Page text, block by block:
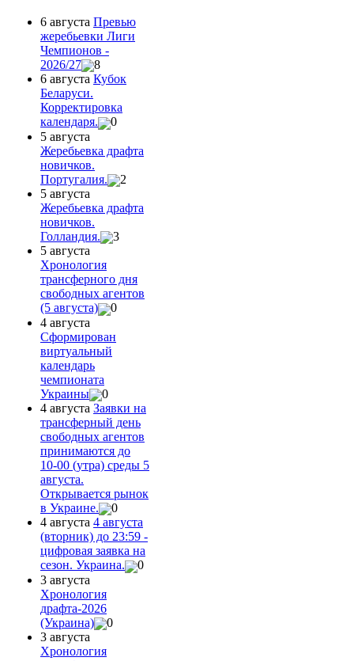
6 августа Превью
жеребьевки Лиги
Чемпионов -
2026/27
8
6 августа Кубок
Беларуси.
Корректировка
календаря.
0
5 августа
Жеребьевка драфта
новичков.
Португалия.
2
5 августа
Жеребьевка драфта
новичков.
Голландия.
3
5 августа
Хронология
трансферного дня
свободных агентов
(5 августа)
0
4 августа
Сформирован
виртуальный
календарь
чемпионата
Украины
0
4 августа Заявки на
трансферный день
свободных агентов
принимаются до
10-00 (утра) среды 5
августа.
Открывается рынок
в Украине.
0
4 августа 4 августа
(вторник) до 23:59 -
цифровая заявка на
сезон. Украина.
0
3 августа
Хронология
драфта-2026
(Украина)
0
3 августа
Хронология